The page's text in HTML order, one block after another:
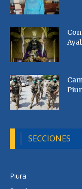
SECCIONES
Piura